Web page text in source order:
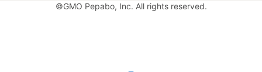
©GMO Pepabo, Inc. All rights reserved.